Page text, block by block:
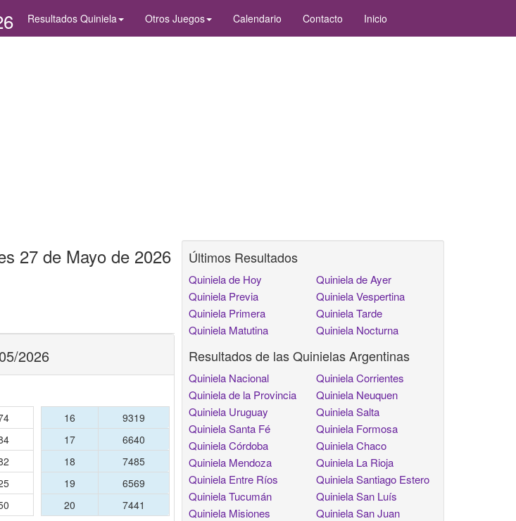
Resultados Quiniela Otros Juegos Calendario Contacto Inicio
27 de Mayo de 2026
2026
16
9319
17
6640
18
7485
19
6569
20
7441
Últimos Resultados
Quiniela de Hoy
Quiniela Previa
Quiniela Primera
Quiniela Matutina
Quiniela de Ayer
Quiniela Vespertina
Quiniela Tarde
Quiniela Nocturna
Resultados de las Quinielas Argentinas
Quiniela Nacional
Quiniela de la Provincia
Quiniela Uruguay
Quiniela Santa Fé
Quiniela Córdoba
Quiniela Mendoza
Quiniela Entre Ríos
Quiniela Tucumán
Quiniela Misiones
Quiniela Corrientes
Quiniela Neuquen
Quiniela Salta
Quiniela Formosa
Quiniela Chaco
Quiniela La Rioja
Quiniela Santiago Estero
Quiniela San Luís
Quiniela San Juan